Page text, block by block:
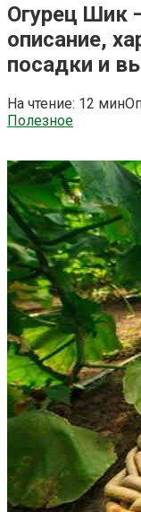
Огурец Шик
описание,
посадки и
На чтение: 12 мин
Полезное